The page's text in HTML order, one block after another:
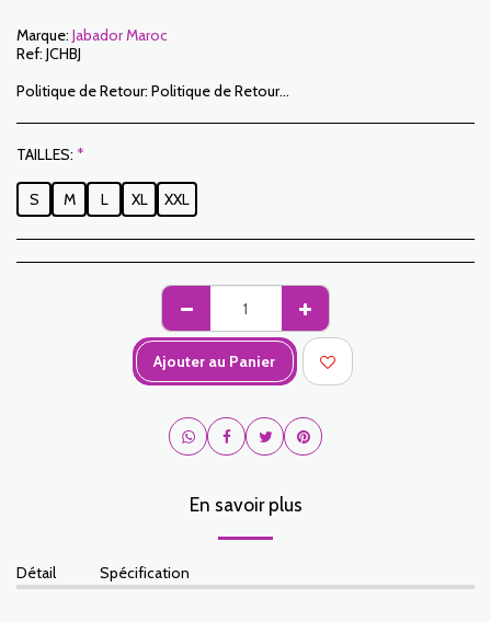
Marque: Jabador Maroc
Ref: JCHBJ
Politique de Retour: Politique de Retour: Le Client dispose d’un délai de 7 jours ouvrables à compter de la date de réception pour retourner des articles commandés soit pour être remboursé soit pour un échange. Seuls les articles retournés dans les délais, dans leur emballage d’origine, non-lavés, non-portés pourront faire l’objet d’un échange. Pour faire un retour, prière de nous notifier aux adresses suivantes : jabadormaroc17@gmail.com/ jabador.maroc@gmail.com Chaque échange ou retour doit être accompagné de votre numéro de téléphone ainsi que de votre souhait d’échange. Les frais de retour sont à la charge du Client. Le Client devra organiser le transport par ses propres moyens . En cas de retour, et après réception de la marchandise par JABADOR MAROC , le client sera remboursé dans un délai de 10 jours. Les cas ou les produits peuvent être échangés : – Erreur de la taille commandée (taille livrée différente de la taille commandée) – Erreur sur la couleur commandée (couleur livrée différente de la taille commandée) Les cas ou les produits peuvent être remboursées : – Erreur de la taille ou de la couleur commandée suivi d’une rupture de stock – Dans les cas précités les produits doivent nous être retournés dans l’état dans lequel vous les avez reçus avec l’ensemble des éléments (accessoires, emballage, notice…). Le remboursement se fera par versement ou virement bancaire. Les produits en solde ou en promotion ne peuvent faire l’objet d’un retour ou échange.
TAILLES: *
S M L XL XXL
Ajouter au Panier
En savoir plus
Détail Spécification